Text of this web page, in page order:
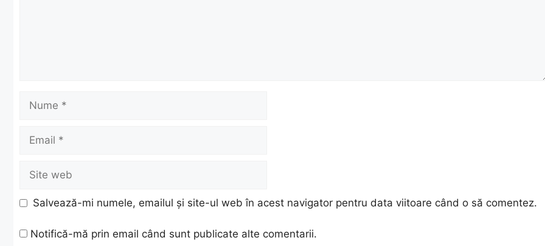
Nume
Email
Site
web
Salvează-mi numele, emailul și site-ul web în acest navigator pentru data viitoare când o să comentez.
Notifică-mă prin email când sunt publicate alte comentarii.